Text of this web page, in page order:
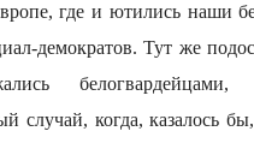
где и ютились
демократов. Тут же
случай, когда, казалось